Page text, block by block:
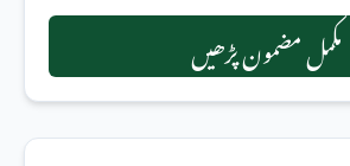
مکمل مضمون پڑھیں